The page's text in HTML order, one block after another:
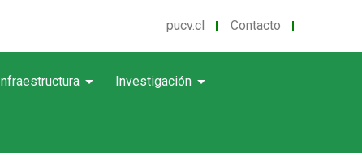
pucv.cl Contacto
Infraestructura arrow_drop_down Investigación arrow_drop_down